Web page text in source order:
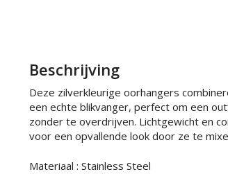
Beschrijving
Deze zilverkleurige oorhangers
een echte blikvanger, perfect om een
zonder te overdrijven. Lichtgewicht en
voor een opvallende look door ze te
Materiaal : Stainless Steel